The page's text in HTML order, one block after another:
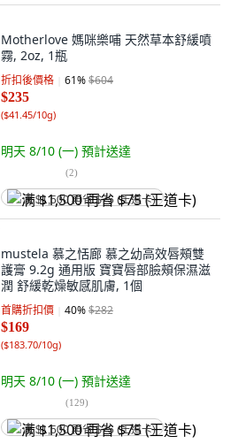
Motherlove 媽咪樂哺 天然草本舒緩噴
霧, 2oz, 1瓶
折扣後價格 61%$604
$235
($41.45/10g)
明天 8/10 (一) 預計送達
(2)
满 $1,500 再省 $75 (王道卡)
mustela 慕之恬廊 慕之幼高效唇頰雙
護膏 9.2g 通用版 寶寶唇部臉頰保濕滋
潤 舒緩乾燥敏感肌膚, 1個
首購折扣價 40%$282
$169
($183.70/10g)
明天 8/10 (一) 預計送達
(129)
满 $1,500 再省 $75 (王道卡)